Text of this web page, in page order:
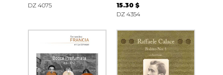
DZ 4075
15.30 $
DZ 4354